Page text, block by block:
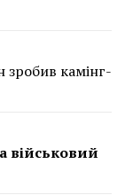
камінг-
військовий